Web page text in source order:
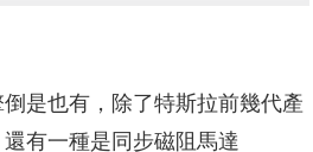
是也有，除了特斯拉前幾代產
有一種是同步磁阻馬達